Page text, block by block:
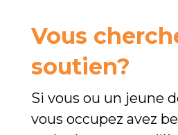
Vous
soutien?
Si vous ou un jeune
vous occupez avez